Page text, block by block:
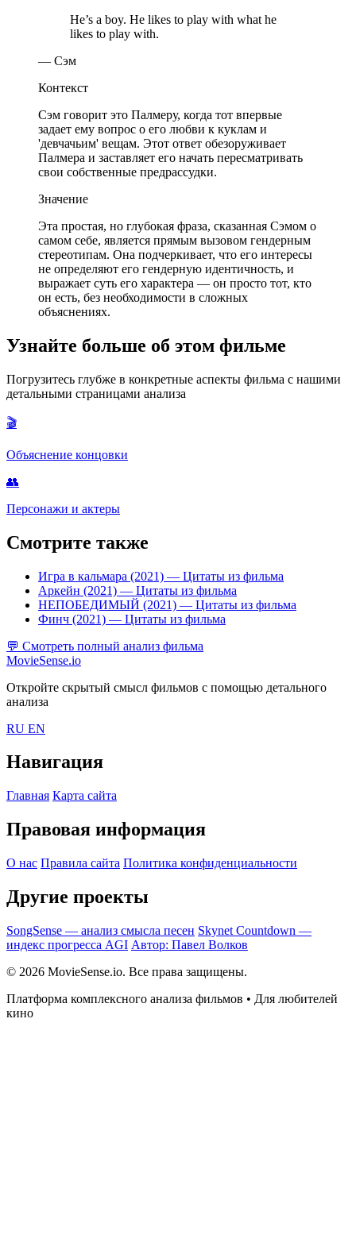
He’s a boy. He likes to play with what he
likes to play with.
— Сэм
Контекст
Сэм говорит это Палмеру, когда тот впервые
задает ему вопрос о его любви к куклам и
'девчачьим' вещам. Этот ответ обезоруживает
Палмера и заставляет его начать пересматривать
свои собственные предрассудки.
Значение
Эта простая, но глубокая фраза, сказанная Сэмом о
самом себе, является прямым вызовом гендерным
стереотипам. Она подчеркивает, что его интересы
не определяют его гендерную идентичность, и
выражает суть его характера — он просто тот, кто
он есть, без необходимости в сложных
объяснениях.
Узнайте больше об этом фильме
Погрузитесь глубже в конкретные аспекты фильма с нашими
детальными страницами анализа
🎬
Объяснение концовки
👥
Персонажи и актеры
Смотрите также
Игра в кальмара (2021) — Цитаты из фильма
Аркейн (2021) — Цитаты из фильма
НЕПОБЕДИМЫЙ (2021) — Цитаты из фильма
Финч (2021) — Цитаты из фильма
💬 Смотреть полный анализ фильма
MovieSense.io
Откройте скрытый смысл фильмов с помощью детального
анализа
RU EN
Навигация
Главная Карта сайта
Правовая информация
О нас Правила сайта Политика конфиденциальности
Другие проекты
SongSense — анализ смысла песен Skynet Countdown —
индекс прогресса AGI Автор: Павел Волков
© 2026 MovieSense.io. Все права защищены.
Платформа комплексного анализа фильмов • Для любителей
кино